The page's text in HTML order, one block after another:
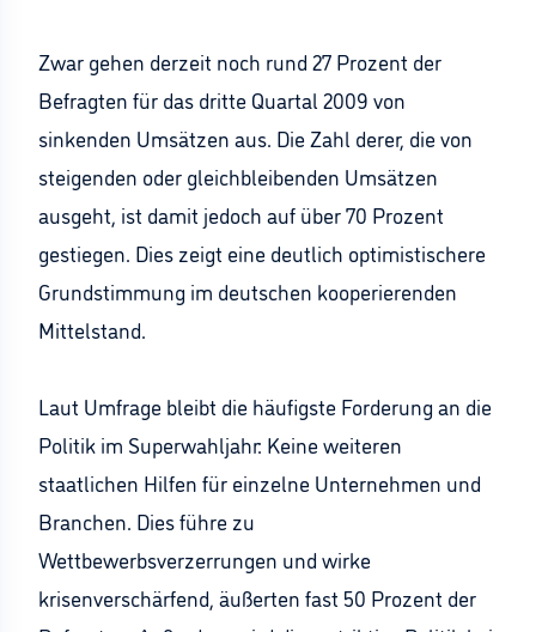
Zwar gehen derzeit noch rund 27 Prozent der
Befragten für das dritte Quartal 2009 von
sinkenden Umsätzen aus. Die Zahl derer, die von
steigenden oder gleichbleibenden Umsätzen
ausgeht, ist damit jedoch auf über 70 Prozent
gestiegen. Dies zeigt eine deutlich optimistischere
Grundstimmung im deutschen kooperierenden
Mittelstand.
Laut Umfrage bleibt die häufigste Forderung an die
Politik im Superwahljahr: Keine weiteren
staatlichen Hilfen für einzelne Unternehmen und
Branchen. Dies führe zu
Wettbewerbsverzerrungen und wirke
krisenverschärfend, äußerten fast 50 Prozent der